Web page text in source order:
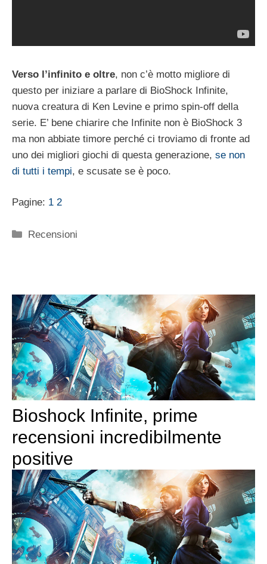
Verso l’infinito e oltre, non c’è motto migliore di
questo per iniziare a parlare di BioShock Infinite,
nuova creatura di Ken Levine e primo spin-off della
serie. E’ bene chiarire che Infinite non è BioShock 3
ma non abbiate timore perché ci troviamo di fronte ad
uno dei migliori giochi di questa generazione, se non
di tutti i tempi, e scusate se è poco.
Pagine: 1 2
Categorie
Recensioni
Bioshock Infinite, prime
recensioni incredibilmente
positive